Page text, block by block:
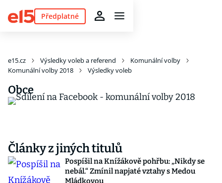
Předplatné
e15.cz Výsledky voleb a referend
Komunální volby
Komunální volby 2018
Výsledky voleb
Obce
Články z jiných titulů
Pospíšil na Knížákově pohřbu: „Nikdy se
nebál.“ Zmínil napjaté vztahy s Medou
Mládkovou